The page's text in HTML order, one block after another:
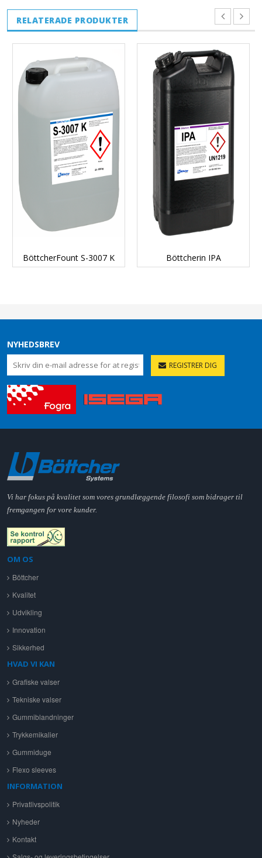
RELATERADE PRODUKTER
BöttcherFount S-3007 K Böttcherin IPA
NYHEDSBREV
REGISTRER DIG
Vi har fokus på kvalitet som vores grundlæggende filosofi som bidrager til
fremgangen for vore kunder.
OM OS
Böttcher
Kvalitet
Udvikling
Innovation
Sikkerhed
HVAD VI KAN
Grafiske valser
Tekniske valser
Gummiblandninger
Trykkemikalier
Gummiduge
Flexo sleeves
INFORMATION
Privatlivspolitik
Nyheder
Kontakt